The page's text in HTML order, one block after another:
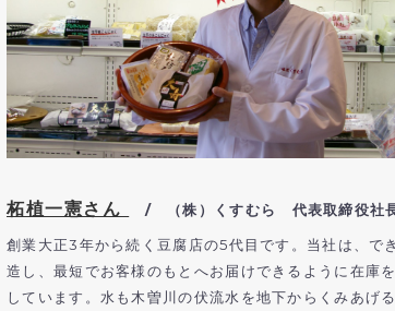
柘植一憲さん
/ （株）くすむら 代表取締役社
創業大正3年から続く豆腐店の5代目です。当社は、
造し、最短でお客様のもとへお届けできるように在庫
しています。水も木曽川の伏流水を地下からくみあげ